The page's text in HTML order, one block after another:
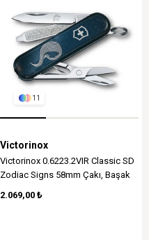
11
Victorinox
Victorinox 0.6223.2VIR Classic SD
Zodiac Signs 58mm Çakı, Başak
2.069,00 ₺